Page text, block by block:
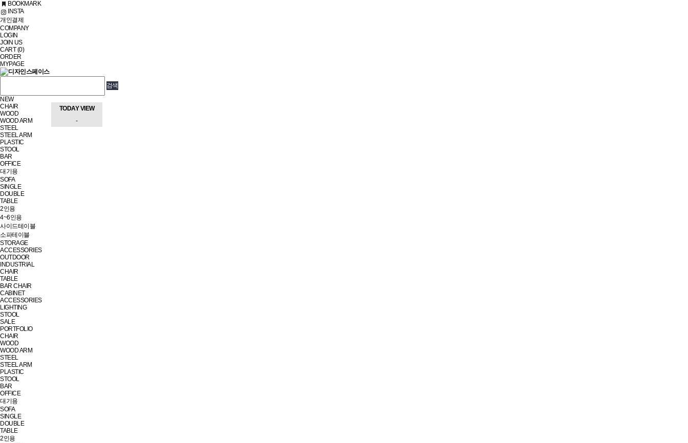
BOOKMARK
INSTA
개인결제
COMPANY
LOGIN
JOIN US
CART (0)
ORDER
MYPAGE
NEW
CHAIR
WOOD
WOOD ARM
STEEL
STEEL ARM
PLASTIC
STOOL
BAR
OFFICE
대기용
SOFA
SINGLE
DOUBLE
TABLE
2인용
4~6인용
사이드테이블
소파테이블
STORAGE
ACCESSORIES
OUTDOOR
INDUSTRIAL
CHAIR
TABLE
BAR CHAIR
CABINET
ACCESSORIES
LIGHTING
STOOL
SALE
PORTFOLIO
CHAIR
WOOD
WOOD ARM
STEEL
STEEL ARM
PLASTIC
STOOL
BAR
OFFICE
대기용
SOFA
SINGLE
DOUBLE
TABLE
2인용
TODAY VIEW
-